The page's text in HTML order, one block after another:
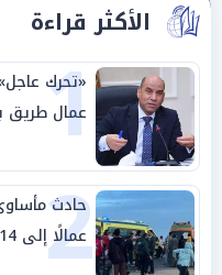
الأكثر قراءة
1
«تحرك
عمال طريق
2
حادث
عمالًا إلى 14 شخصًا